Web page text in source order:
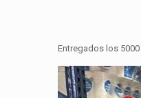
Entregados los